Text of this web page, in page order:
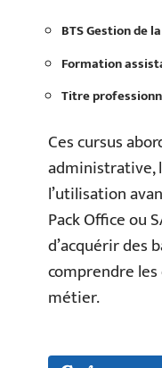
BTS Gestion de
Formation
Titre
Ces cursus
administrative,
l’utilisation
Pack Office ou
d’acquérir des
comprendre
métier.